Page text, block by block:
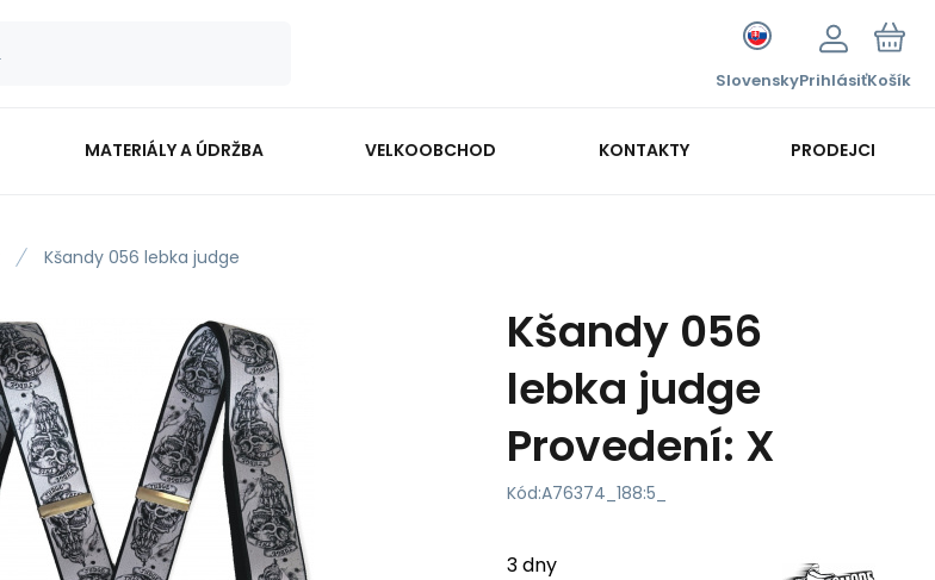
SlovenskyPrihlásiťKošík
MATERIÁLY A ÚDRŽBA VELKOOBCHOD KONTAKTY PRODEJCI
Kšandy 056 lebka judge
Kšandy 056
lebka judge
Provedení: X
Kód:A76374_188:5_
3 dny